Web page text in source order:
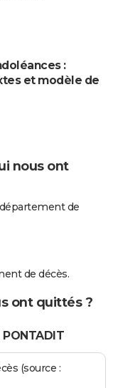
:
et modèle de
nous ont
de
de décès.
ont quittés ?
(source :